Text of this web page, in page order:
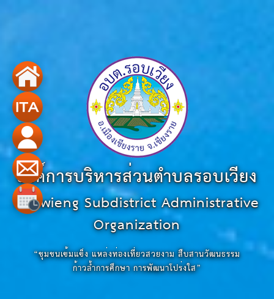
องค์การบริหารส่วนตำบลรอบเวียง
Robwieng Subdistrict Administrative
Organization
“ชุมชนเข้มแข็ง แหล่งท่องเที่ยวสวยงาม สืบสานวัฒนธรรม
ก้าวล้ำการศึกษา การพัฒนาโปร่งใส”